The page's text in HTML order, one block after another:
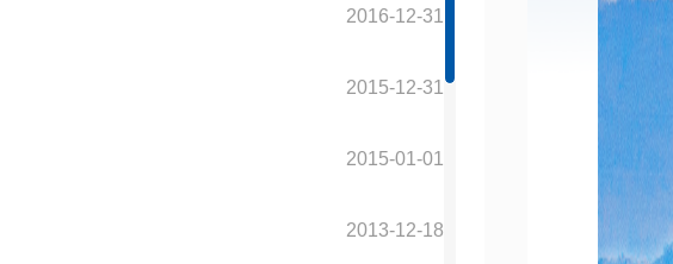
2016-12-31
2015-12-31
2015-01-01
2013-12-18